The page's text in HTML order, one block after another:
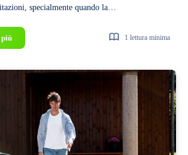
specialmente quando la…
piùSolar
Carport:
centrale
1 lettura minima